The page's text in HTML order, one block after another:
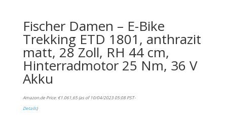
Fischer Damen – E-Bike
Trekking ETD 1801, anthrazit
matt, 28 Zoll, RH 44 cm,
Hinterradmotor 25 Nm, 36 V
Akku
Amazon.de Price:€1.061,65(as of 10/04/2023 05:08 PST-
Details)